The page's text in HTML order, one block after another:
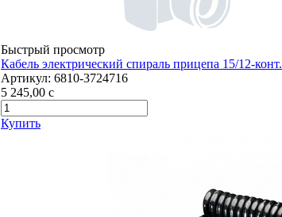
Быстрый просмотр
Кабель электрический спираль прицепа 15/12-конт.
Артикул: 6810-3724716
5 245,00 c
Купить